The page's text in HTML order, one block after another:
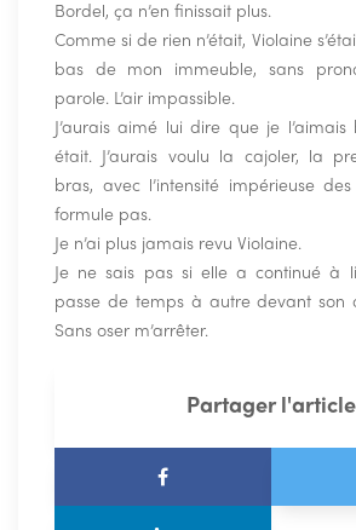
Bordel, ça n’en finissait plus.
Comme si de rien n’était, Violaine
bas de mon immeuble, sans
parole. L’air impassible.
J’aurais aimé lui dire que je l’aimais
était. J’aurais voulu la cajoler, la
bras, avec l’intensité impérieuse
formule pas.
Je n’ai plus jamais revu Violaine.
Je ne sais pas si elle a continué à
passe de temps à autre devant son
Sans oser m’arrêter.
Partager l'article